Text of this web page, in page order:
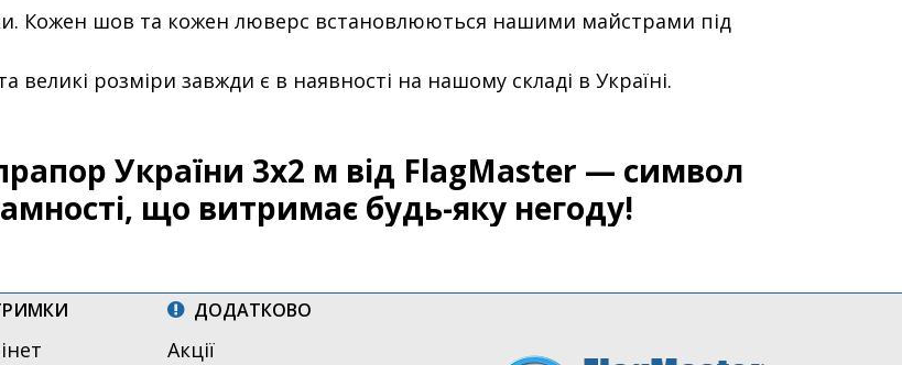
Кожен шов та кожен люверс встановлюються нашими майстрами під
великі розміри завжди є в наявності на нашому складі в Україні.
України 3х2 м від FlagMaster — символ
що витримає будь-яку негоду!
ДОДАТКОВО
Акції